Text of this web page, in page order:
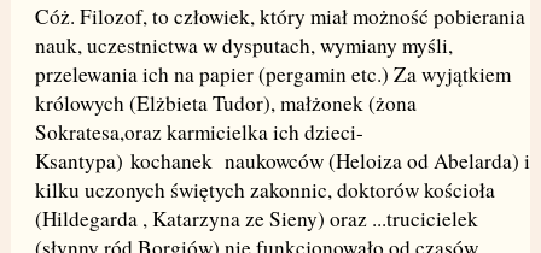
Cóż. Filozof, to człowiek, który miał możność pobierania
nauk, uczestnictwa w dysputach, wymiany myśli,
przelewania ich na papier (pergamin etc.) Za wyjątkiem
królowych (Elżbieta Tudor), małżonek (żona
Sokratesa,oraz karmicielka ich dzieci-
Ksantypa) kochanek naukowców (Heloiza od Abelarda) i
kilku uczonych świętych zakonnic, doktorów kościoła
(Hildegarda , Katarzyna ze Sieny) oraz ...trucicielek